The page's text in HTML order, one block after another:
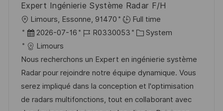
e
r
ö
f
f
e
n
t
Expert Ingénierie Système Radar F/H
O
r
t
Limours, Essonne, 91470
Full time
D
a
t
u
m
d
2026-07-16
J
b
-
I
D
R0330053
K
t
e
g
o
System
Limours
Nous recherchons un Expert en ingénierie système
Radar pour rejoindre notre équipe dynamique. Vous
serez impliqué dans la conception et l'optimisation
de radars multifonctions, tout en collaborant avec